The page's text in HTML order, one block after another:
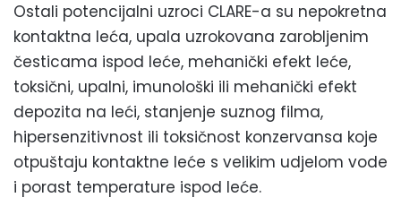
Ostali potencijalni uzroci CLARE-a su nepokretna
kontaktna leća, upala uzrokovana zarobljenim
česticama ispod leće, mehanički efekt leće,
toksični, upalni, imunološki ili mehanički efekt
depozita na leći, stanjenje suznog filma,
hipersenzitivnost ili toksičnost konzervansa koje
otpuštaju kontaktne leće s velikim udjelom vode
i porast temperature ispod leće.